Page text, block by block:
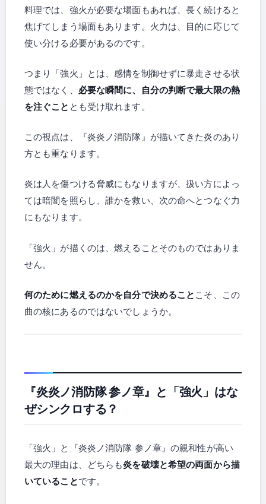
料理では、強火が必要な場面もあれば、長く続けると
焦げてしまう場面もあります。火力は、目的に応じて
使い分ける必要があるのです。
つまり「強火」とは、感情を制御せずに暴走させる状
態ではなく、 必要な瞬間に、自分の判断で最大限の熱
を注ぐこと とも受け取れます。
この視点は、『炎炎ノ消防隊』が描いてきた炎のあり
方とも重なります。
炎は人を傷つける脅威にもなりますが、扱い方によっ
ては暗闇を照らし、誰かを救い、次の命へとつなぐ力
にもなります。
「強火」が描くのは、燃えることそのものではありま
せん。
何のために燃えるのかを自分で決めること こそ、この
曲の核にあるのではないでしょうか。
『炎炎ノ消防隊 参ノ章』と「強火」はな
ぜシンクロする？
「強火」と『炎炎ノ消防隊 参ノ章』の親和性が高い
最大の理由は、どちらも炎を破壊と希望の両面から描
いていることです。